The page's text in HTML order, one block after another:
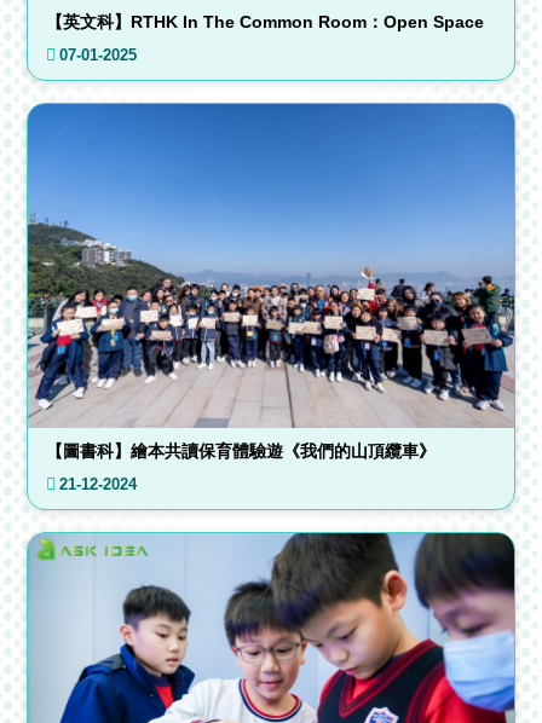
【英文科】RTHK In The Common Room：Open Space
07-01-2025
【圖書科】繪本共讀保育體驗遊《我們的山頂纜車》
21-12-2024